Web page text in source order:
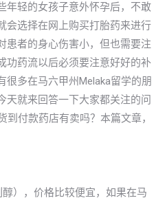
年轻的女孩子意外怀孕后，不敢
会选择在网上购买打胎药来进行
患者的身心伤害小，但也需要注
功药流以后必须要注意好好的补
很多在马六甲州Melaka留学的朋
天就来回答一下大家都关注的问
到付款药店有卖吗？本篇文章，
），价格比较便宜，如果在马